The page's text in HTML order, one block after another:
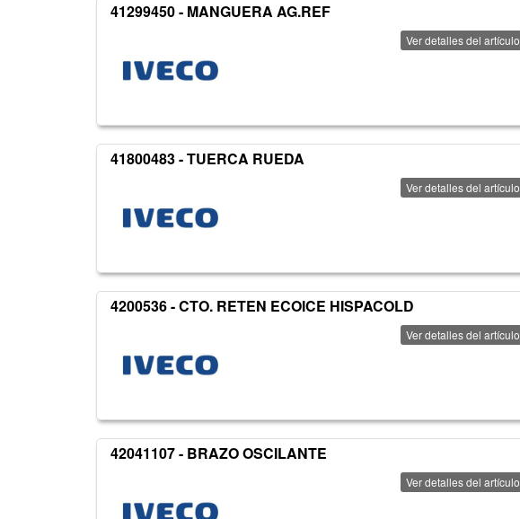
41299450 - MANGUERA AG.REF
Ver detalles del artículo
41800483 - TUERCA RUEDA
Ver detalles del artículo
4200536 - CTO. RETEN ECOICE HISPACOLD
Ver detalles del artículo
42041107 - BRAZO OSCILANTE
Ver detalles del artículo